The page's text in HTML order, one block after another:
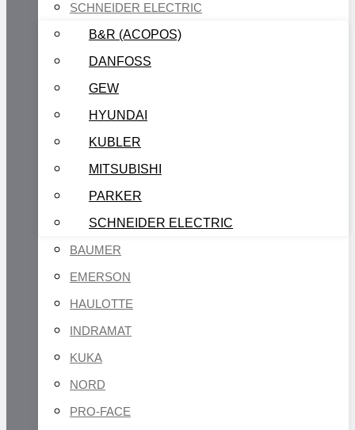
SCHNEIDER ELECTRIC
B&R (ACOPOS)
DANFOSS
GEW
HYUNDAI
KUBLER
MITSUBISHI
PARKER
SCHNEIDER ELECTRIC
BAUMER
EMERSON
HAULOTTE
INDRAMAT
KUKA
NORD
PRO-FACE